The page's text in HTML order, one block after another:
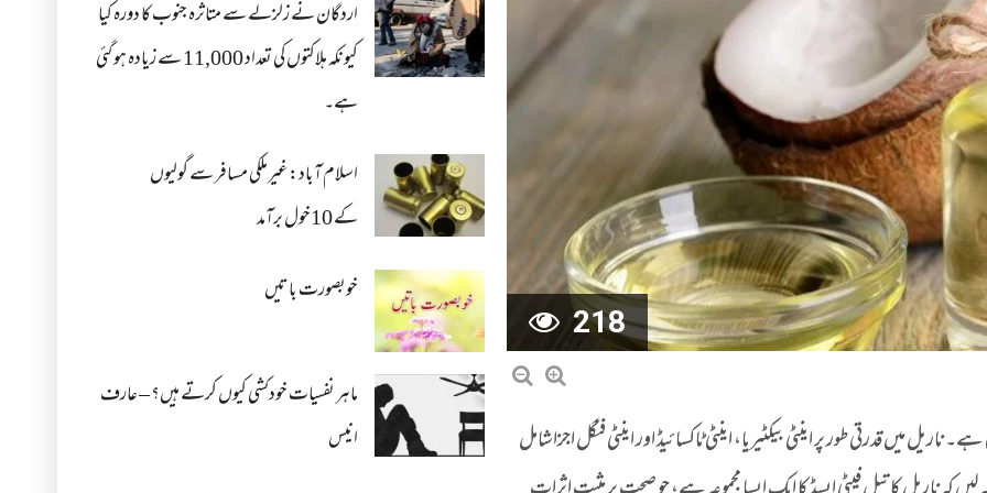
اردگان نے زلزلے سے متاثرہ جنوب کا دورہ کیا
کیونکہ ہلاکتوں کی تعداد 11,000 سے زیادہ ہو گئی
ہے۔
اسلام آباد: غیرملکی مسافر سے گولیوں
کے 10خول برآمد
خوبصورت باتیں
ماہر نفسیات خودکشی کیوں کرتے ہیں؟ – عارف
انیس
218
میں قدرتی طور پر اینٹی بیکٹیریا، اینٹی ٹاکسائیڈ اور اینٹی فنگل اجزا شامل